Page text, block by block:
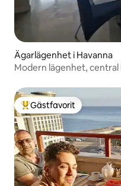
Ägarlägenhet i Havanna
Modern lägenhet,
Populär gästfavorit
Gästfavorit